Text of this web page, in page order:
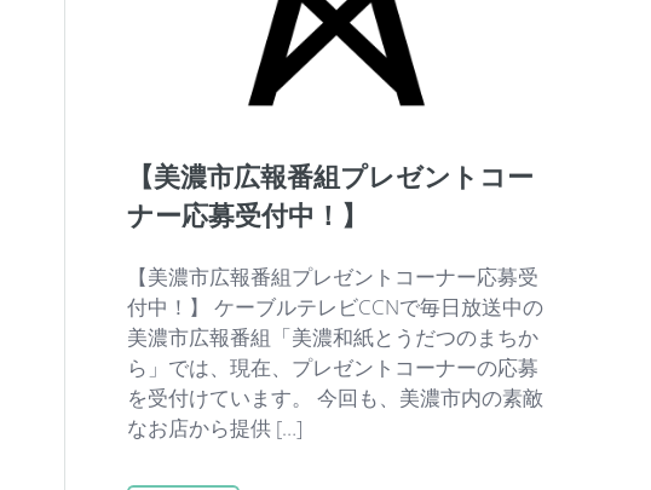
【美濃市広報番組プレゼントコー
ナー応募受付中！】
【美濃市広報番組プレゼントコーナー応募受
付中！】 ケーブルテレビCCNで毎日放送中の
美濃市広報番組「美濃和紙とうだつのまちか
ら」では、現在、プレゼントコーナーの応募
を受付けています。 今回も、美濃市内の素敵
なお店から提供 […]